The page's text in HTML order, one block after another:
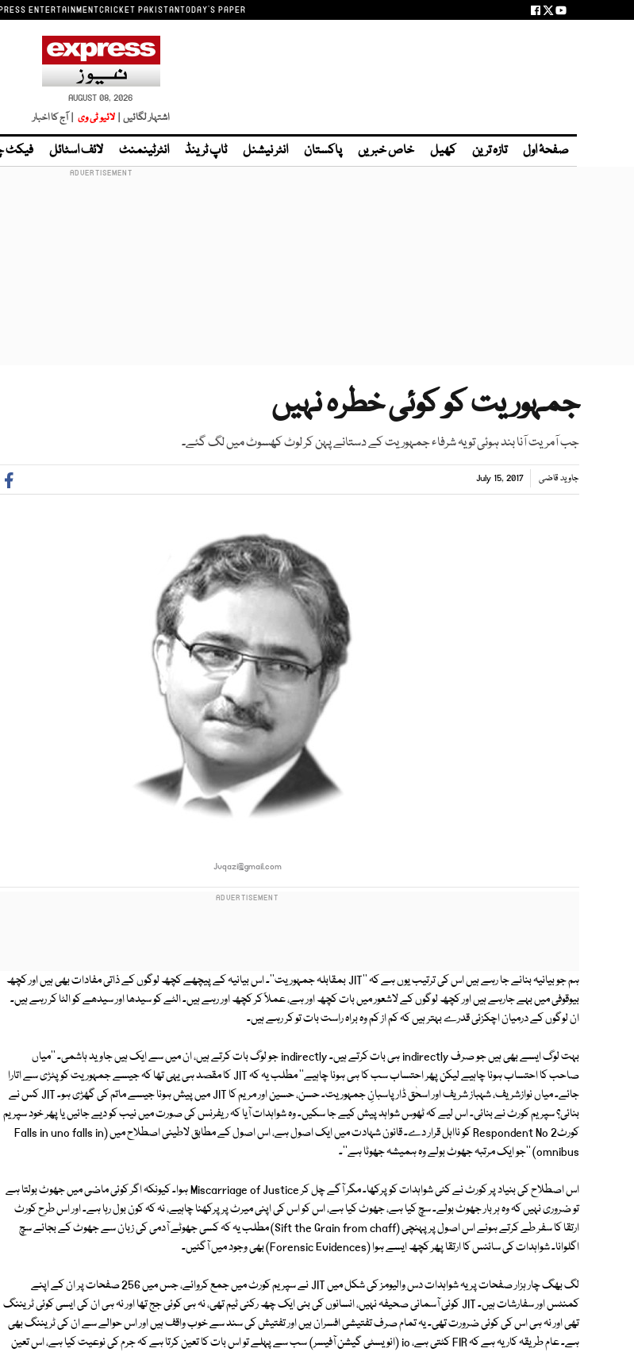
ENTERTAINMENTCRICKET PAKISTANTODAY'S PAPER
AUGUST 08, 2026
اشتہار لگائیں | لائیو ٹی وی | آج کا اخبار
صفحۂ اول تازہ ترین کھیل خاص خبریں پاکستان انٹر نیشنل ٹاپ ٹرینڈ انٹرٹینمنٹ لائف اسٹائل فیکٹ
جمہوریت کو کوئی خطرہ نہیں
جب آمریت آنا بند ہوئی تو یہ شرفاء جمہوریت کے دستانے پہن کر لوٹ کھسوٹ میں لگ گئے۔
جاوید قاضی July 15, 2017
Jvqazi@gmail.com
ہم جو بیانیہ بنانے جا رہے ہیں اس کی ترتیب یوں ہے کہ ''JIT بمقابلہ جمہوریت''۔ اس بیانیہ کے پیچھے کچھ لوگوں کے ذاتی مفادات بھی ہیں اور کچھ
بیوقوفی میں بہے جارہے ہیں اور کچھ لوگوں کے لاشعور میں بات کچھ اور ہے، عملاً کر کچھ اور رہے ہیں۔ الٹے کو سیدھا اور سیدھے کو الٹا کر رہے ہیں۔
ان لوگوں کے درمیان اچکزئی قدرے بہتر ہیں کہ کم از کم وہ براہ راست بات تو کر رہے ہیں۔
بہت لوگ ایسے بھی ہیں جو صرف indirectly ہی بات کرتے ہیں۔ indirectly جو لوگ بات کرتے ہیں، ان میں سے ایک ہیں جاوید ہاشمی۔ ''میاں
صاحب کا احتساب ہونا چاہیے لیکن پھر احتساب سب کا ہی ہونا چاہیے'' مطلب یہ کہ JIT کا مقصد ہی یہی تھا کہ جیسے جمہوریت کو پٹڑی سے اتارا
جائے۔ میاں نوازشریف، شہباز شریف اور اسحٰق ڈار پاسبانِ جمہوریت۔ حسن، حسین اور مریم کا JIT میں پیش ہونا جیسے ماتم کی گھڑی ہو۔ JIT کس نے
بنائی؟ سپریم کورٹ نے بنائی۔ اس لیے کہ ٹھوس شواہد پیش کیے جا سکیں۔ وہ شواہدات آیا کہ ریفرنس کی صورت میں نیب کو دیے جائیں یا پھر خود سپریم
کورٹRespondent No 2 کو نااہل قرار دے۔ قانون شہادت میں ایک اصول ہے، اس اصول کے مطابق لاطینی اصطلاح میں (Falls in uno falls in
omnibus) ''جو ایک مرتبہ جھوٹ بولے وہ ہمیشہ جھوٹا ہے''۔
اس اصطلاح کی بنیاد پر کورٹ نے کئی شواہدات کو پرکھا۔ مگر آگے چل کر Miscarriage of Justice ہوا۔ کیونکہ اگر کوئی ماضی میں جھوٹ بولتا ہے
تو ضروری نہیں کہ وہ ہر بار جھوٹ بولے۔ سچ کیا ہے، جھوٹ کیا ہے، اس کو اس کی اپنی میرٹ پر پرکھنا چاہیے، نہ کہ کون بول رہا ہے۔ اور اس طرح کورٹ
ارتقا کا سفر طے کرتے ہوئے اس اصول پر پہنچی (Sift the Grain from chaff) مطلب یہ کہ کسی جھوٹے آدمی کی زبان سے جھوٹ کے بجائے سچ
اگلوانا۔ شواہدات کی سائنس کا ارتقا پھر کچھ ایسے ہوا (Forensic Evidences) بھی وجود میں آگئیں۔
لگ بھگ چار ہزار صفحات پر یہ شواہدات دس والیومز کی شکل میں JIT نے سپریم کورٹ میں جمع کروائے، جس میں 256 صفحات پر ان کے اپنے
کمنٹس اور سفارشات ہیں۔ JIT کوئی آسمانی صحیفہ نہیں، انسانوں کی بنی ایک چھ رکنی ٹیم تھی، نہ ہی کوئی جج تھا اور نہ ہی ان کی ایسی کوئی ٹریننگ
تھی اور نہ ہی اس کی کوئی ضرورت تھی۔ یہ تمام صرف تفتیشی افسران ہیں اور تفتیش کی سند سے خوب واقف ہیں اور اس حوالے سے ان کی ٹریننگ بھی
ہے۔ عام طریقہ کار یہ ہے کہ FIR کٹتی ہے، io (انویسٹی گیشن آفیسر) سب سے پہلے تو اس بات کا تعین کرتا ہے کہ جرم کی نوعیت کیا ہے، اس تعین